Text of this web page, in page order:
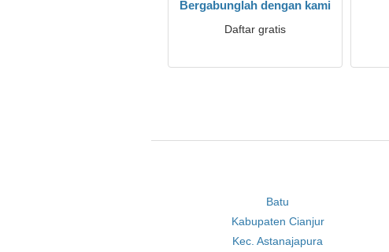
Bergabunglah dengan kami
Daftar gratis
Batu
Kabupaten Cianjur
Kec. Astanajapura